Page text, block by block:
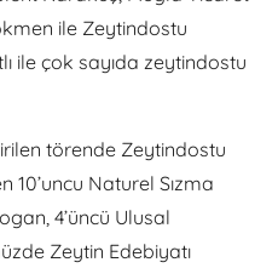
ile Zeytindostu
ile çok sayıda zeytindostu
törende Zeytindostu
10’uncu Naturel Sızma
4’üncü Ulusal
Zeytin Edebiyatı